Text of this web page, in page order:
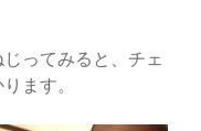
ってみると、チェ
ます。